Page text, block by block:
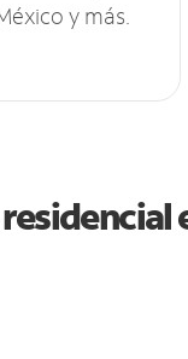
y más.